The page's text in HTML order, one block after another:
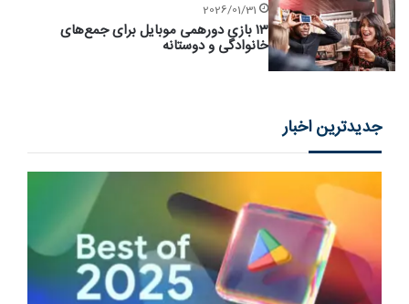
2026/01/31
۱۳ بازی دورهمی موبایل برای جمع‌های
خانوادگی و دوستانه
جدیدترین اخبار